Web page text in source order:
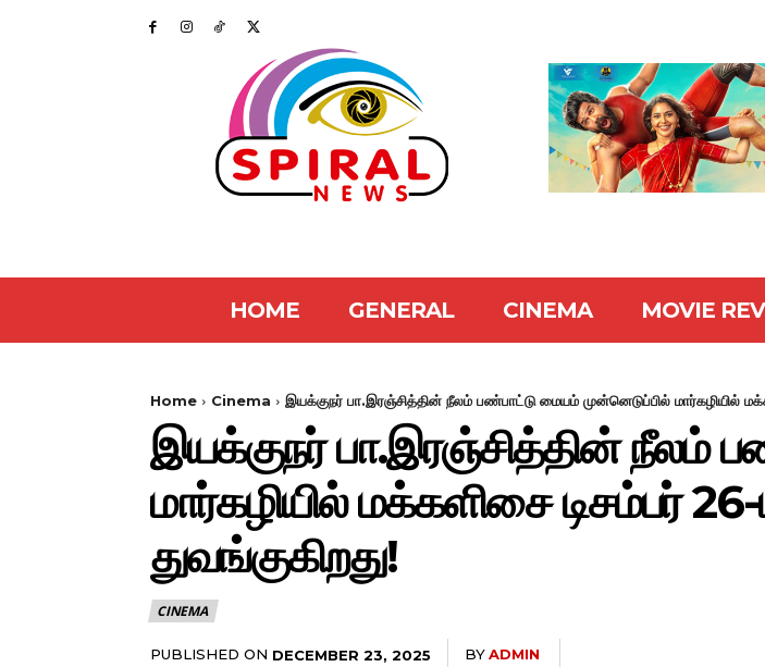
HOME GENERAL CINEMA MOVIE
Home Cinema இயக்குநர் பா.இரஞ்சித்தின் நீலம் பண்பாட்டு மையம் முன்னெடுப்பில் மார்கழியில்
இயக்குநர் பா.இரஞ்சித்தின் நீலம்
மார்கழியில் மக்களிசை டிசம்பர்
துவங்குகிறது!
CINEMA
PUBLISHED ON DECEMBER 23, 2025 BYADMIN